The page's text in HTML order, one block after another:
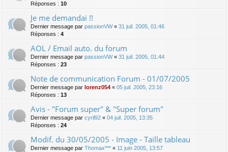
Réponses : 10
Je me demandai !!
Dernier message par passionVW« 31 juil. 2005, 01:46
Réponses : 4
AOL / Email auto. du forum
Dernier message par passionVW« 31 juil. 2005, 01:44
Réponses : 23
Note de communication Forum - 01/07/2005
Dernier message par lorenz054 « 05 juil. 2005, 23:16
Réponses : 13
Avis - "Forum super" & "Super forum"
Dernier message par cyril92 « 04 juil. 2005, 13:35
Réponses : 24
Modif. du 30/05/2005 - Image - Taille tableau
Dernier message par Thomax*** « 11 juin 2005, 13:57